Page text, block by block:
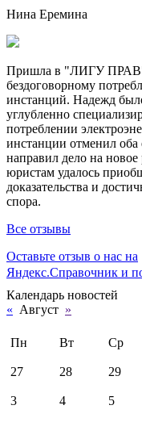
Нина Еремина
Пришла в "ЛИГУ ПРАВ"
бездоговорному
инстанций. Надежд
углубленно
потреблении
инстанции отменил
направил дело на новое
юристам удалось
доказательства и
спора.
Все отзывы
Оставьте отзыв о нас на
Яндекс.Справочник и
Календарь новостей
« Август »
Пн Вт Ср
27 28 29
3 4 5